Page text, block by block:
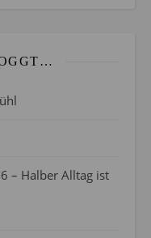
– Halber Alltag ist